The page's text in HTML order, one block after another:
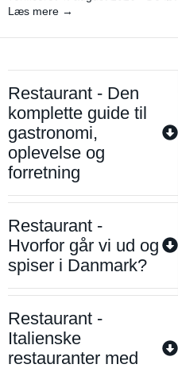
Læs mere →
Restaurant - Den
komplette guide til
gastronomi,
oplevelse og
forretning
Restaurant -
Hvorfor går vi ud og
spiser i Danmark?
Restaurant -
Italienske
restauranter med